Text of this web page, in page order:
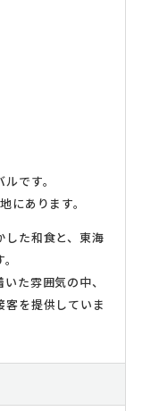
です。
にあります。
した和食と、東海
た雰囲気の中、
客を提供していま